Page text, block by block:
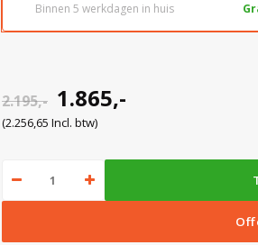
Binnen 5 werkdagen in huis
2.195,- 1.865,-
(2.256,65 Incl. btw)